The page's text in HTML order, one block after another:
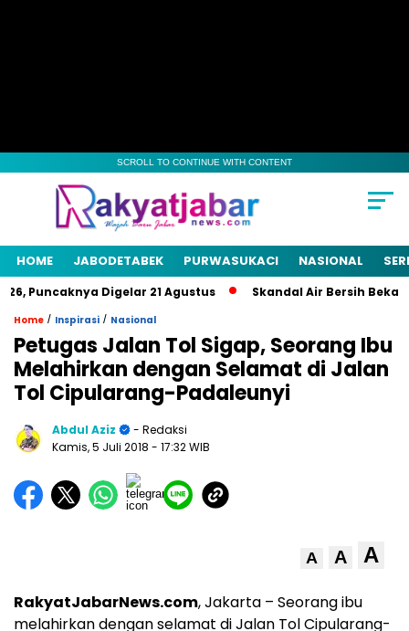
SCROLL TO CONTINUE WITH CONTENT
HOME JABODETABEK PURWASUKACI NASIONAL
Puncaknya Digelar 21 Agustus Skandal Air Bersih
Home / Inspirasi / Nasional
Petugas Jalan Tol Sigap, Seorang Ibu
Melahirkan dengan Selamat di Jalan
Tol Cipularang-Padaleunyi
Abdul Aziz
- Redaksi
Kamis, 5 Juli 2018 - 17:32 WIB
A A A
RakyatJabarNews.com, Jakarta – Seorang ibu
melahirkan dengan selamat di Jalan Tol Cipularang-